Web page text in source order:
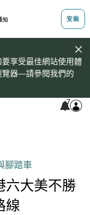
享受最佳網站使用體
覽器—請參閱我們的
7
腳踏車
六大美不勝
線